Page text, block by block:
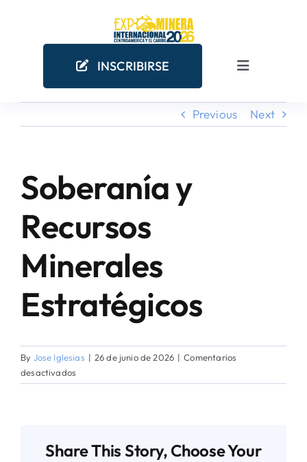
INSCRIBIRSE
Toggle
¿POR QUÉ PARTICIPAR?
AGENDA ACADÉMICA
AGENDA TÉCNICO-COMERCIAL
Previous Next
Soberanía y
Recursos
Minerales
Estratégicos
By Jose Iglesias | 26 de junio de 2026 | Comentarios
desactivados
Soberanía
Estratégicos
Share This Story, Choose Your